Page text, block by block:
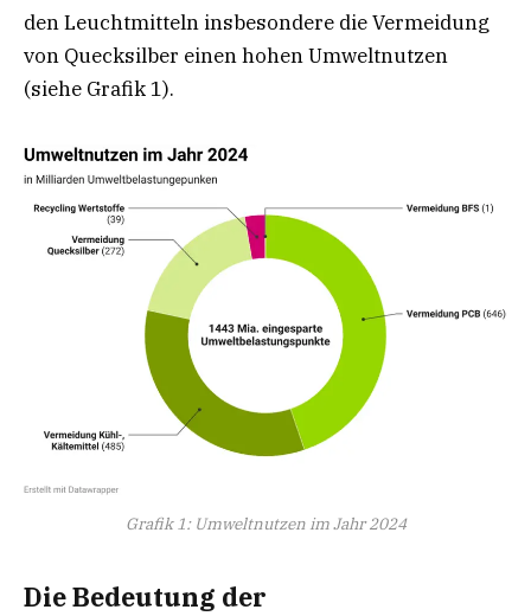
den Leuchtmitteln insbesondere die Vermeidung
von Quecksilber einen hohen Umweltnutzen
(siehe Grafik 1).
Grafik 1: Umweltnutzen im Jahr 2024
Die Bedeutung der